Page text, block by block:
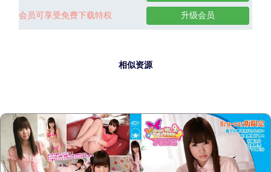
会员可享受免费下载特权 升级会员
相似资源